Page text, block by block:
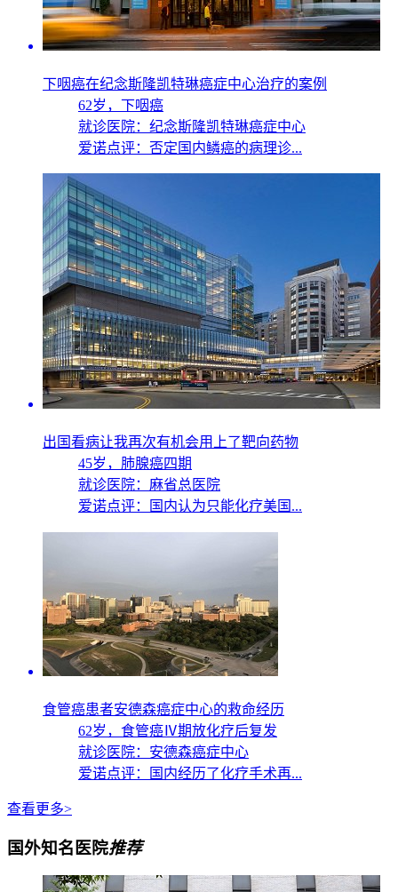
下咽癌在纪念斯隆凯特琳癌症中心治疗的案例
62岁， 下咽癌
就诊医院：纪念斯隆凯特琳癌症中心
爱诺点评：否定国内鳞癌的病理诊...
出国看病让我再次有机会用上了靶向药物
45岁， 肺腺癌四期
就诊医院：麻省总医院
爱诺点评：国内认为只能化疗美国...
食管癌患者安德森癌症中心的救命经历
62岁， 食管癌Ⅳ期放化疗后复发
就诊医院：安德森癌症中心
爱诺点评：国内经历了化疗手术再...
查看更多>
国外知名医院推荐